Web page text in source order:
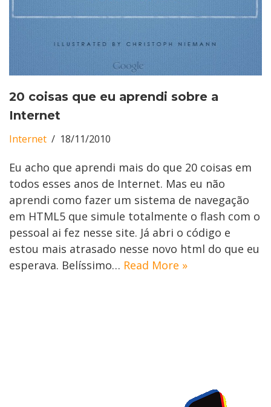
20 coisas que eu aprendi sobre a
Internet
Internet 18/11/2010
Eu acho que aprendi mais do que 20 coisas em
todos esses anos de Internet. Mas eu não
aprendi como fazer um sistema de navegação
em HTML5 que simule totalmente o flash com o
pessoal ai fez nesse site. Já abri o código e
estou mais atrasado nesse novo html do que eu
esperava. Belíssimo… Read More »